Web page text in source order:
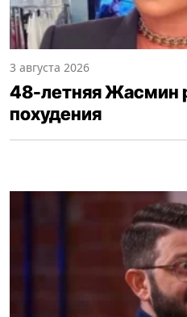
3 августа 2026
48-летняя Жасмин
похудения